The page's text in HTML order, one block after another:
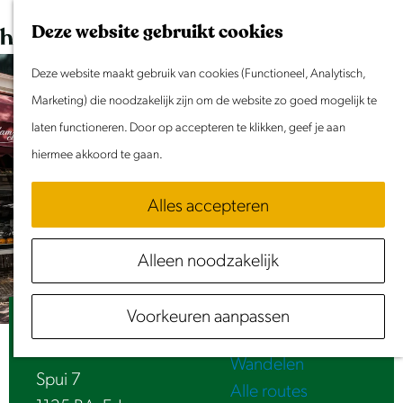
Deze website gebruikt cookies
Deze website maakt gebruik van cookies (Functioneel, Analytisch,
Marketing) die noodzakelijk zijn om de website zo goed mogelijk te
laten functioneren. Door op accepteren te klikken, geef je aan
hiermee akkoord te gaan.
Alles accepteren
Alleen noodzakelijk
Voorkeuren aanpassen
G
a
n
a
a
r
d
e
h
o
m
e
K
a
r
t
Z
e
k
e
n
e
n
u
Evenement aanmelden
Doen & Beleven
Zomer in Laag Holland
Met kinderen
Samen eropuit
Rust & Stilte
Activiteiten
Routes
Fietsen
Varen
Wandelen
Alle routes
Henri Willig Wijn & Kaasspeciaalzaak
Spui 7